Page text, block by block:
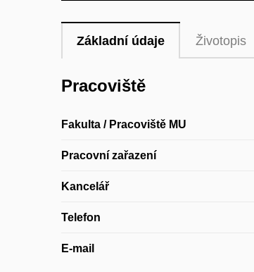
Základní údaje Životopis
Pracoviště
Fakulta / Pracoviště MU
Pracovní zařazení
Kancelář
Telefon
E-mail